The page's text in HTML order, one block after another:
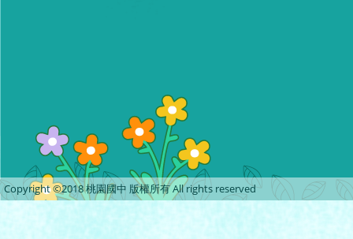
Copyright ©2018 桃園國中 版權所有 All rights reserved